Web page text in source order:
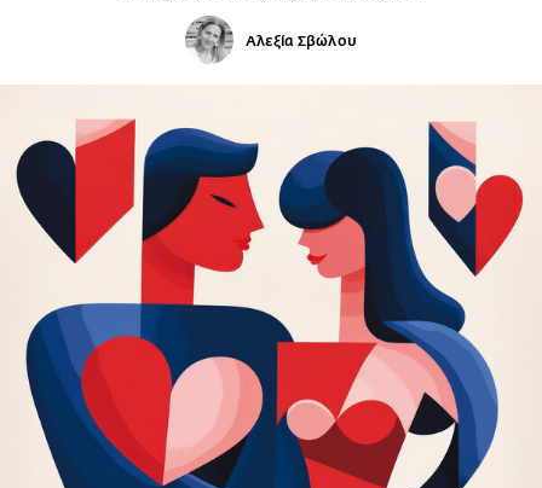
Αλεξία Σβώλου